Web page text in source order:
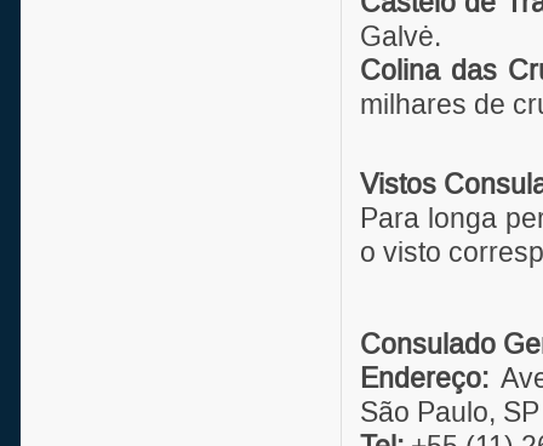
Galvė.
Colina das
milhares de
Vistos
Para longa
o visto
Consulado
Endereço:
São Paulo, SP